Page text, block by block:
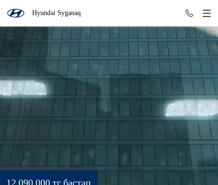
Hyundai Syganaq
12 090 000 тг бастап